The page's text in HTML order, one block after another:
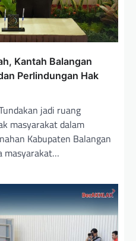
Kantah Balangan
Perlindungan Hak
jadi ruang
masyarakat dalam
Kabupaten Balangan
masyarakat…